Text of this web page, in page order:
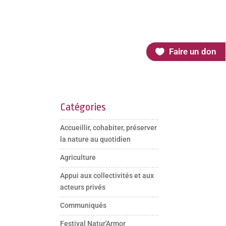
Faire un don
Catégories
Accueillir, cohabiter, préserver
la nature au quotidien
Agriculture
Appui aux collectivités et aux
acteurs privés
Communiqués
Festival Natur'Armor